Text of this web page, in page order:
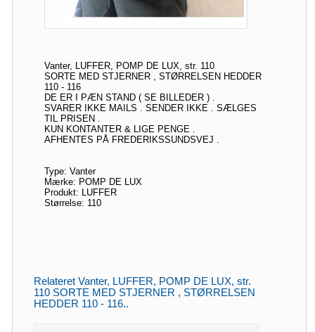
Vanter, LUFFER, POMP DE LUX, str. 110
SORTE MED STJERNER , STØRRELSEN HEDDER
110 - 116
DE ER I PÆN STAND ( SE BILLEDER ) .
SVARER IKKE MAILS . SENDER IKKE . SÆLGES
TIL PRISEN .
KUN KONTANTER & LIGE PENGE .
AFHENTES PÅ FREDERIKSSUNDSVEJ .
Type: Vanter
Mærke: POMP DE LUX
Produkt: LUFFER
Størrelse: 110
Relateret Vanter, LUFFER, POMP DE LUX, str.
110 SORTE MED STJERNER , STØRRELSEN
HEDDER 110 - 116..